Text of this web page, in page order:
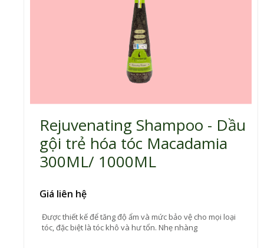
Rejuvenating Shampoo - Dầu
gội trẻ hóa tóc Macadamia
300ML/ 1000ML
Giá liên hệ
Được thiết kế để tăng độ ẩm và mức bảo vệ cho mọi loại
tóc, đặc biệt là tóc khô và hư tổn. Nhẹ nhàng